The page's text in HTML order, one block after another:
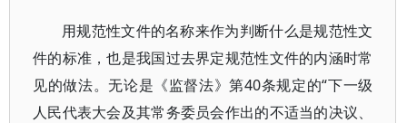
用规范性文件的名称来作为判断什么是规范性文
件的标准，也是我国过去界定规范性文件的内涵时常
见的做法。无论是《监督法》第40条规定的“下一级
人民代表大会及其常务委员会作出的不适当的决议、